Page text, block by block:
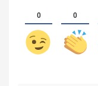
0 0